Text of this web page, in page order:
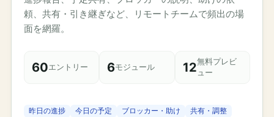
頼、共有・引き継ぎなど、リモートチームで頻出の場
面を網羅。
60エントリー 6モジュール 12無料プレビ
ュー
昨日の進捗 今日の予定 ブロッカー・助け
共有・調整